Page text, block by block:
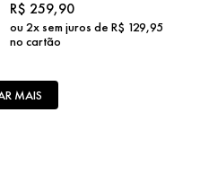
R$ 259,90
ou2x sem juros de R$ 129,95
no cartão
MAIS